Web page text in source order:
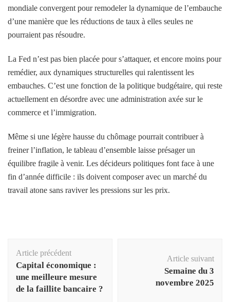
mondiale convergent pour remodeler la dynamique de l’embauche
d’une manière que les réductions de taux à elles seules ne
pourraient pas résoudre.
La Fed n’est pas bien placée pour s’attaquer, et encore moins pour
remédier, aux dynamiques structurelles qui ralentissent les
embauches. C’est une fonction de la politique budgétaire, qui reste
actuellement en désordre avec une administration axée sur le
commerce et l’immigration.
Même si une légère hausse du chômage pourrait contribuer à
freiner l’inflation, le tableau d’ensemble laisse présager un
équilibre fragile à venir. Les décideurs politiques font face à une
fin d’année difficile : ils doivent composer avec un marché du
travail atone sans raviver les pressions sur les prix.
d'article
Article précédent
Capital économique :
une meilleure mesure
de la faillite bancaire ?
Article suivant
Semaine du 3
novembre 2025